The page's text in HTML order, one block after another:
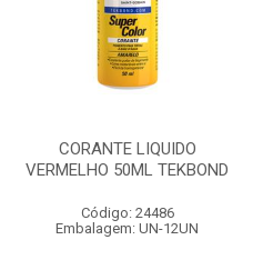
CORANTE LIQUIDO
VERMELHO 50ML TEKBOND
Código: 24486
Embalagem: UN-12UN